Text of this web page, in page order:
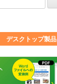
デスクトップ製品